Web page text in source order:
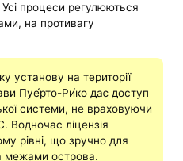
процеси регулюються
на противагу
установу на території
Пуе́рто-Ри́ко дає доступ
системи, не враховуючи
Водночас ліцензія
рівні, що зручно для
межами острова.